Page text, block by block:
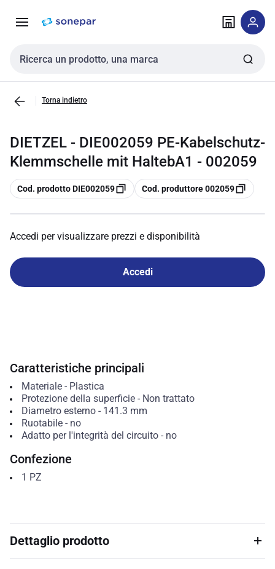
navigazione alla
Cerca input
Torna indietro
DIETZEL - DIE002059 PE-Kabelschutz-
Klemmschelle mit HaltebA1 - 002059
copia
Cod. prodotto DIE002059 copia
Cod. produttore 002059
Accedi per visualizzare prezzi e disponibilità
Accedi
Caratteristiche principali
Materiale- Plastica
Protezione della superficie- Non trattato
Diametro esterno- 141.3 mm
Ruotabile- no
Adatto per l'integrità del circuito- no
Confezione
1 PZ
Dettaglio prodotto